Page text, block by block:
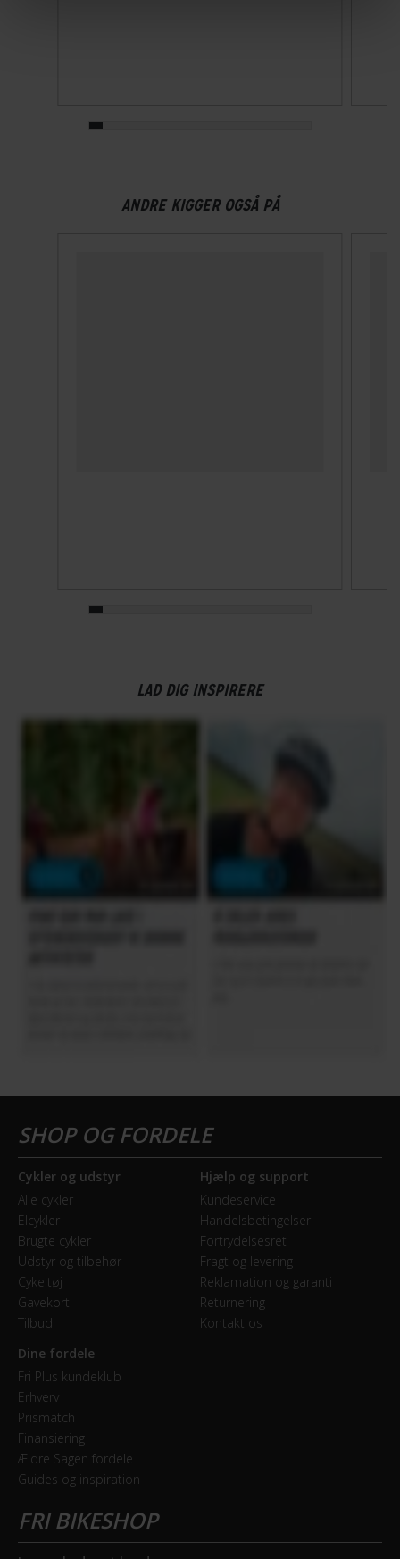
ANDRE KIGGER OGSÅ PÅ
LAD DIG INSPIRERE
Cykler og udstyr
Alle cykler
Elcykler
Brugte cykler
Udstyr og tilbehør
Cykeltøj
Gavekort
Tilbud
Hjælp og support
Kundeservice
Handelsbetingelser
Fortrydelsesret
Fragt og levering
Reklamation og garanti
Returnering
Kontakt os
Dine fordele
Fri Plus kundeklub
Erhverv
Prismatch
Finansiering
Ældre Sagen fordele
Guides og inspiration